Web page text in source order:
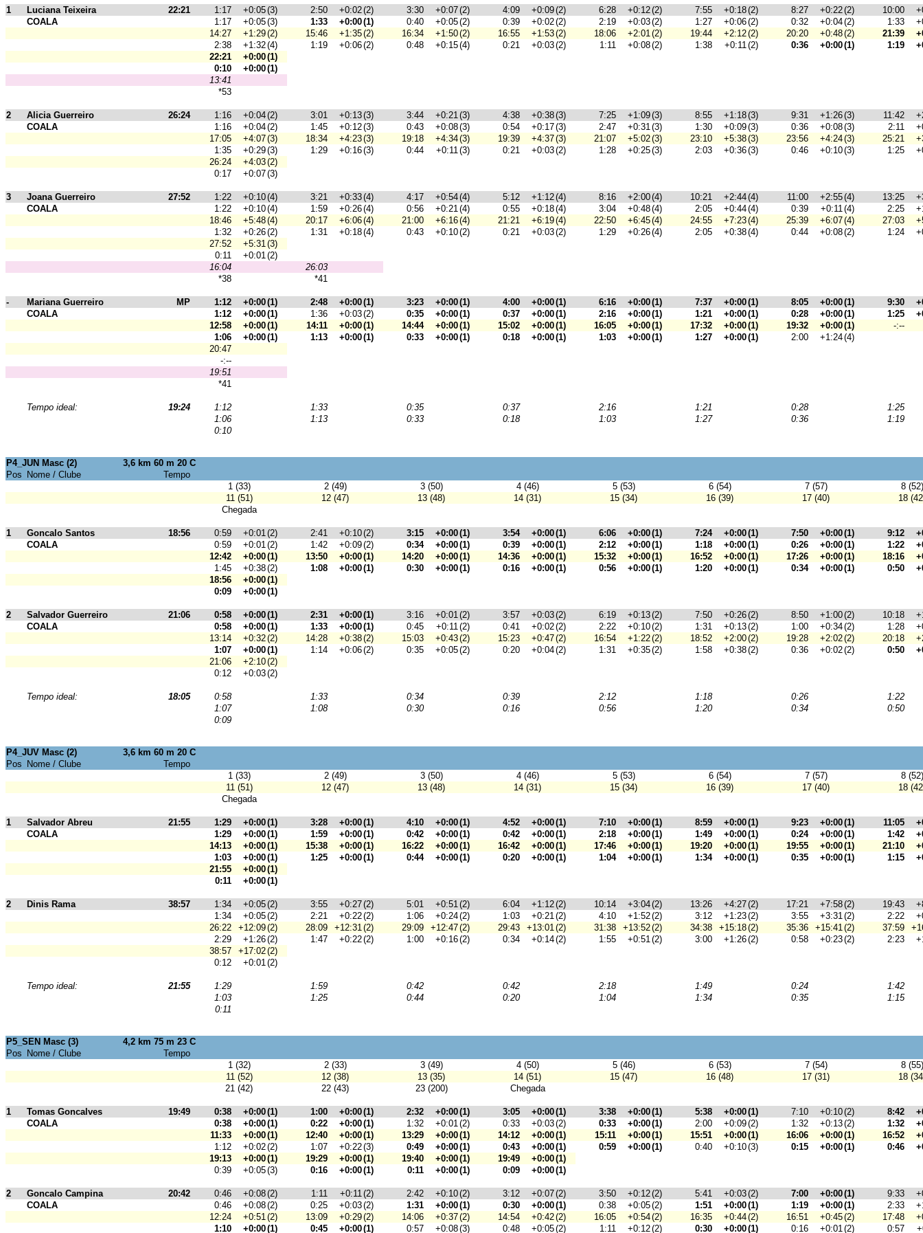
1 Luciana Teixeira 22:21 1:17 +0:05(3) 2:50 +0:02(2) 3:30 +0:07(2) 4:09 +0:09(2) 6:28 +0:12(2) 7:55 +0:18(2) 8:27 +0:22(2) 10:00
COALA
1:17 +0:05(3) 1:33 +0:00(1) 0:40 +0:05(2) 0:39 +0:02(2) 2:19 +0:03(2) 1:27 +0:06(2) 0:32 +0:04(2) 1:33
14:27
+1:29(2) 15:46 +1:35(2) 16:34 +1:50(2) 16:55 +1:53(2) 18:06 +2:01(2) 19:44 +2:12(2) 20:20 +0:48(2) 21:39
2:38
+1:32(4) 1:19 +0:06(2) 0:48 +0:15(4) 0:21 +0:03(2) 1:11 +0:08(2) 1:38 +0:11(2) 0:36 +0:00(1) 1:19
22:21
+0:00(1)
0:10
+0:00(1)
13:41
*53
2 Alicia Guerreiro 26:24 1:16 +0:04(2) 3:01 +0:13(3) 3:44 +0:21(3) 4:38 +0:38(3) 7:25 +1:09(3) 8:55 +1:18(3) 9:31 +1:26(3) 11:42
COALA
1:16 +0:04(2) 1:45 +0:12(3) 0:43 +0:08(3) 0:54 +0:17(3) 2:47 +0:31(3) 1:30 +0:09(3) 0:36 +0:08(3) 2:11
17:05
+4:07(3) 18:34 +4:23(3) 19:18 +4:34(3) 19:39 +4:37(3) 21:07 +5:02(3) 23:10 +5:38(3) 23:56 +4:24(3) 25:21
1:35
+0:29(3) 1:29 +0:16(3) 0:44 +0:11(3) 0:21 +0:03(2) 1:28 +0:25(3) 2:03 +0:36(3) 0:46 +0:10(3) 1:25
26:24
+4:03(2)
0:17
+0:07(3)
3 Joana Guerreiro 27:52 1:22 +0:10(4) 3:21 +0:33(4) 4:17 +0:54(4) 5:12 +1:12(4) 8:16 +2:00(4) 10:21 +2:44(4) 11:00 +2:55(4) 13:25
COALA
1:22 +0:10(4) 1:59 +0:26(4) 0:56 +0:21(4) 0:55 +0:18(4) 3:04 +0:48(4) 2:05 +0:44(4) 0:39 +0:11(4) 2:25
18:46
+5:48(4) 20:17 +6:06(4) 21:00 +6:16(4) 21:21 +6:19(4) 22:50 +6:45(4) 24:55 +7:23(4) 25:39 +6:07(4) 27:03
1:32
+0:26(2) 1:31 +0:18(4) 0:43 +0:10(2) 0:21 +0:03(2) 1:29 +0:26(4) 2:05 +0:38(4) 0:44 +0:08(2) 1:24
27:52
+5:31(3)
0:11
+0:01(2)
16:04
26:03
*38
*41
- Mariana Guerreiro MP 1:12 +0:00(1) 2:48 +0:00(1) 3:23 +0:00(1) 4:00 +0:00(1) 6:16 +0:00(1) 7:37 +0:00(1) 8:05 +0:00(1) 9:30
COALA
1:12 +0:00(1) 1:36 +0:03(2) 0:35 +0:00(1) 0:37 +0:00(1) 2:16 +0:00(1) 1:21 +0:00(1) 0:28 +0:00(1) 1:25
12:58
+0:00(1) 14:11 +0:00(1) 14:44 +0:00(1) 15:02 +0:00(1) 16:05 +0:00(1) 17:32 +0:00(1) 19:32 +0:00(1)
-:--
1:06
+0:00(1) 1:13 +0:00(1) 0:33 +0:00(1) 0:18 +0:00(1) 1:03 +0:00(1) 1:27 +0:00(1) 2:00 +1:24(4)
20:47
-:--
19:51
*41
Tempo ideal: 19:24 1:12 1:33 0:35 0:37 2:16 1:21 0:28
1:25
1:06
1:13 0:33 0:18 1:03 1:27 0:36
1:19
0:10
P4_JUN Masc (2)
3,6 km 60 m 20 C
Pos
Nome / Clube
Tempo
1 (33)
2 (49) 3 (50) 4 (46) 5 (53) 6 (54) 7 (57)
8 (52)
11 (51)
12 (47) 13 (48) 14 (31) 15 (34) 16 (39) 17 (40)
18
Chegada
1 Goncalo Santos 18:56 0:59 +0:01(2) 2:41 +0:10(2) 3:15 +0:00(1) 3:54 +0:00(1) 6:06 +0:00(1) 7:24 +0:00(1) 7:50 +0:00(1) 9:12
COALA
0:59 +0:01(2) 1:42 +0:09(2) 0:34 +0:00(1) 0:39 +0:00(1) 2:12 +0:00(1) 1:18 +0:00(1) 0:26 +0:00(1) 1:22
12:42
+0:00(1) 13:50 +0:00(1) 14:20 +0:00(1) 14:36 +0:00(1) 15:32 +0:00(1) 16:52 +0:00(1) 17:26 +0:00(1) 18:16
1:45
+0:38(2) 1:08 +0:00(1) 0:30 +0:00(1) 0:16 +0:00(1) 0:56 +0:00(1) 1:20 +0:00(1) 0:34 +0:00(1) 0:50
18:56
+0:00(1)
0:09
+0:00(1)
2 Salvador Guerreiro 21:06 0:58 +0:00(1) 2:31 +0:00(1) 3:16 +0:01(2) 3:57 +0:03(2) 6:19 +0:13(2) 7:50 +0:26(2) 8:50 +1:00(2) 10:18
COALA
0:58 +0:00(1) 1:33 +0:00(1) 0:45 +0:11(2) 0:41 +0:02(2) 2:22 +0:10(2) 1:31 +0:13(2) 1:00 +0:34(2) 1:28
13:14
+0:32(2) 14:28 +0:38(2) 15:03 +0:43(2) 15:23 +0:47(2) 16:54 +1:22(2) 18:52 +2:00(2) 19:28 +2:02(2) 20:18
1:07
+0:00(1) 1:14 +0:06(2) 0:35 +0:05(2) 0:20 +0:04(2) 1:31 +0:35(2) 1:58 +0:38(2) 0:36 +0:02(2) 0:50
21:06
+2:10(2)
0:12
+0:03(2)
Tempo ideal: 18:05 0:58 1:33 0:34 0:39 2:12 1:18 0:26
1:22
1:07
1:08 0:30 0:16 0:56 1:20 0:34
0:50
0:09
P4_JUV Masc (2)
3,6 km 60 m 20 C
Pos
Nome / Clube
Tempo
1 (33)
2 (49) 3 (50) 4 (46) 5 (53) 6 (54) 7 (57)
8 (52)
11 (51)
12 (47) 13 (48) 14 (31) 15 (34) 16 (39) 17 (40)
18
Chegada
1 Salvador Abreu 21:55 1:29 +0:00(1) 3:28 +0:00(1) 4:10 +0:00(1) 4:52 +0:00(1) 7:10 +0:00(1) 8:59 +0:00(1) 9:23 +0:00(1) 11:05
COALA
1:29 +0:00(1) 1:59 +0:00(1) 0:42 +0:00(1) 0:42 +0:00(1) 2:18 +0:00(1) 1:49 +0:00(1) 0:24 +0:00(1) 1:42
14:13
+0:00(1) 15:38 +0:00(1) 16:22 +0:00(1) 16:42 +0:00(1) 17:46 +0:00(1) 19:20 +0:00(1) 19:55 +0:00(1) 21:10
1:03
+0:00(1) 1:25 +0:00(1) 0:44 +0:00(1) 0:20 +0:00(1) 1:04 +0:00(1) 1:34 +0:00(1) 0:35 +0:00(1) 1:15
21:55
+0:00(1)
0:11
+0:00(1)
2 Dinis Rama 38:57 1:34 +0:05(2) 3:55 +0:27(2) 5:01 +0:51(2) 6:04 +1:12(2) 10:14 +3:04(2) 13:26 +4:27(2) 17:21 +7:58(2) 19:43
1:34
+0:05(2) 2:21 +0:22(2) 1:06 +0:24(2) 1:03 +0:21(2) 4:10 +1:52(2) 3:12 +1:23(2) 3:55 +3:31(2) 2:22
26:22
+12:09(2) 28:09 +12:31(2) 29:09 +12:47(2) 29:43 +13:01(2) 31:38 +13:52(2) 34:38 +15:18(2) 35:36 +15:41(2) 37:59
2:29
+1:26(2) 1:47 +0:22(2) 1:00 +0:16(2) 0:34 +0:14(2) 1:55 +0:51(2) 3:00 +1:26(2) 0:58 +0:23(2) 2:23
38:57
+17:02(2)
0:12
+0:01(2)
Tempo ideal: 21:55 1:29 1:59 0:42 0:42 2:18 1:49 0:24
1:42
1:03
1:25 0:44 0:20 1:04 1:34 0:35
1:15
0:11
P5_SEN Masc (3)
4,2 km 75 m 23 C
Pos
Nome / Clube
Tempo
1 (32)
2 (33) 3 (49) 4 (50) 5 (46) 6 (53) 7 (54)
8 (55)
11 (52)
12 (38) 13 (35) 14 (51) 15 (47) 16 (48) 17 (31)
18
21 (42)
22 (43) 23 (200) Chegada
1 Tomas Goncalves 19:49 0:38 +0:00(1) 1:00 +0:00(1) 2:32 +0:00(1) 3:05 +0:00(1) 3:38 +0:00(1) 5:38 +0:00(1) 7:10 +0:10(2) 8:42
COALA
0:38 +0:00(1) 0:22 +0:00(1) 1:32 +0:01(2) 0:33 +0:03(2) 0:33 +0:00(1) 2:00 +0:09(2) 1:32 +0:13(2) 1:32
11:33
+0:00(1) 12:40 +0:00(1) 13:29 +0:00(1) 14:12 +0:00(1) 15:11 +0:00(1) 15:51 +0:00(1) 16:06 +0:00(1) 16:52
1:12
+0:02(2) 1:07 +0:22(3) 0:49 +0:00(1) 0:43 +0:00(1) 0:59 +0:00(1) 0:40 +0:10(3) 0:15 +0:00(1) 0:46
19:13
+0:00(1) 19:29 +0:00(1) 19:40 +0:00(1) 19:49 +0:00(1)
0:39
+0:05(3) 0:16 +0:00(1) 0:11 +0:00(1) 0:09 +0:00(1)
2 Goncalo Campina 20:42 0:46 +0:08(2) 1:11 +0:11(2) 2:42 +0:10(2) 3:12 +0:07(2) 3:50 +0:12(2) 5:41 +0:03(2) 7:00 +0:00(1) 9:33
COALA
0:46 +0:08(2) 0:25 +0:03(2) 1:31 +0:00(1) 0:30 +0:00(1) 0:38 +0:05(2) 1:51 +0:00(1) 1:19 +0:00(1) 2:33
12:24
+0:51(2) 13:09 +0:29(2) 14:06 +0:37(2) 14:54 +0:42(2) 16:05 +0:54(2) 16:35 +0:44(2) 16:51 +0:45(2) 17:48
1:10
+0:00(1) 0:45 +0:00(1) 0:57 +0:08(3) 0:48 +0:05(2) 1:11 +0:12(2) 0:30 +0:00(1) 0:16 +0:01(2) 0:57